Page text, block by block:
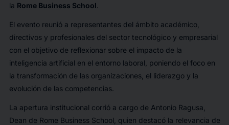
la Rome Business School.
El evento reunió a representantes del ámbito académico,
directivos y profesionales del sector tecnológico y empresarial
con el objetivo de reflexionar sobre el impacto de la
inteligencia artificial en el entorno laboral, poniendo el foco en
la transformación de las organizaciones, el liderazgo y la
evolución de las competencias.
La apertura institucional corrió a cargo de Antonio Ragusa,
Dean de Rome Business School, quien destacó la relevancia de